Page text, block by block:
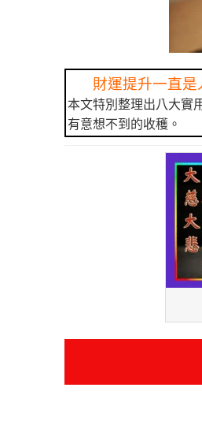
財運提升一直
本文特別整理出八大實
有意想不到的收穫。